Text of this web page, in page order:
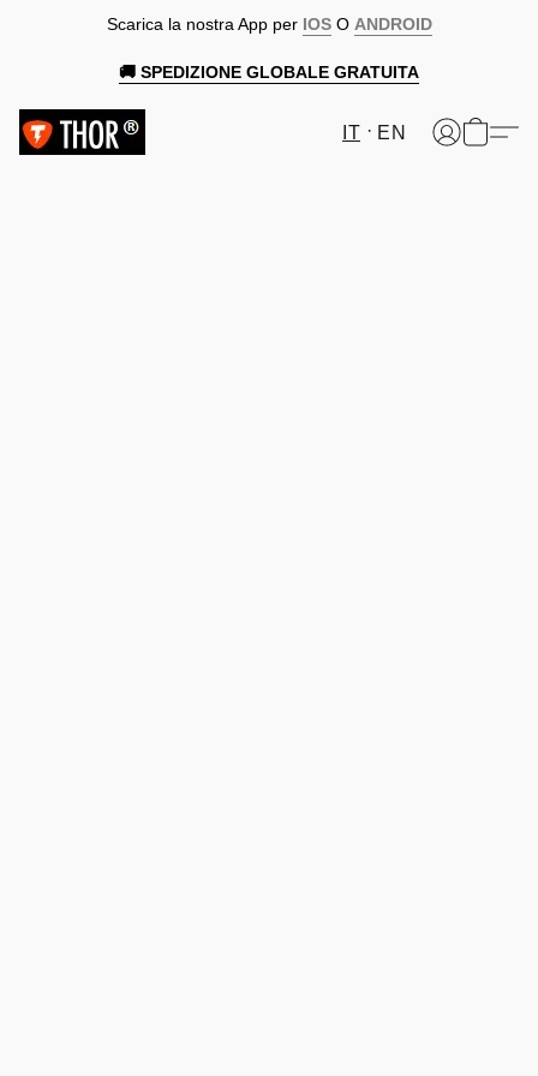
Scarica la nostra App per IOSO ANDROID
🚚 SPEDIZIONE GLOBALE GRATUITA
IT EN